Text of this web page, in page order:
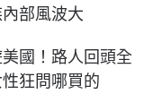
部風波大
國！路人回頭全
狂問哪買的